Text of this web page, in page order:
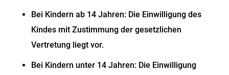
Bei Kindern ab 14 Jahren: Die Einwilligung des
Kindes mit Zustimmung der gesetzlichen
Vertretung liegt vor.
Bei Kindern unter 14 Jahren: Die Einwilligung